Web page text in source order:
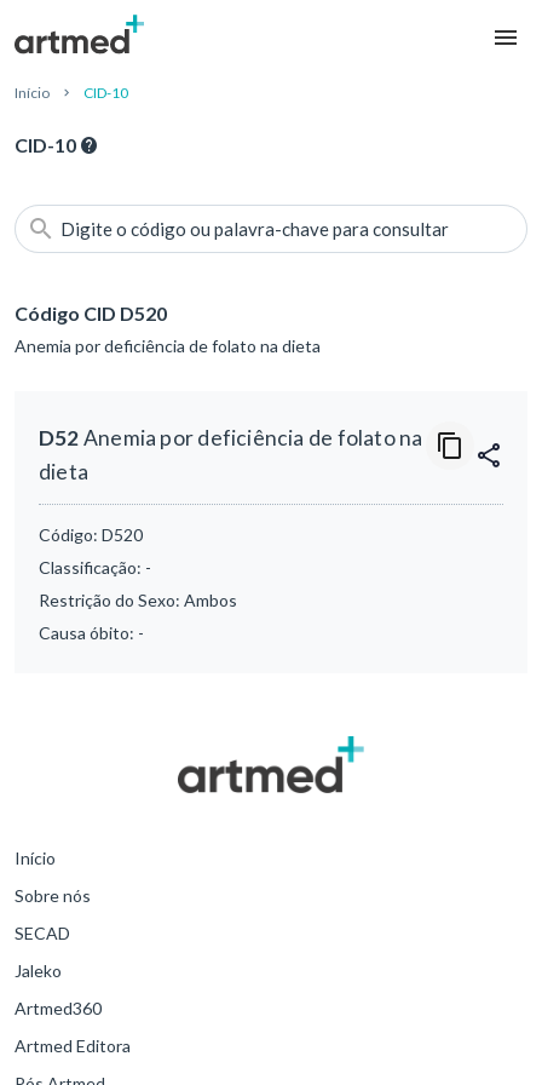
Início CID-10
CID-10
Digite o código ou palavra-chave para consultar
Código CID D520
Anemia por deficiência de folato na dieta
D52Anemia por deficiência de folato na
dieta
Código: D520
Classificação: -
Restrição do Sexo: Ambos
Causa óbito: -
Início
Sobre nós
SECAD
Jaleko
Artmed360
Artmed Editora